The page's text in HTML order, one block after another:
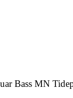
Bass MN